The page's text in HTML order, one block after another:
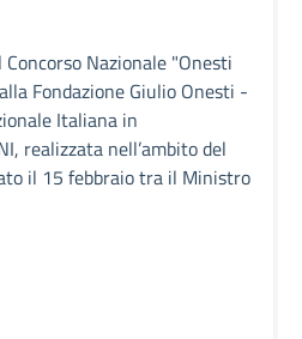
Nazionale "Onesti
Fondazione Giulio Onesti -
Italiana in
realizzata nell’ambito del
il 15 febbraio tra il Ministro